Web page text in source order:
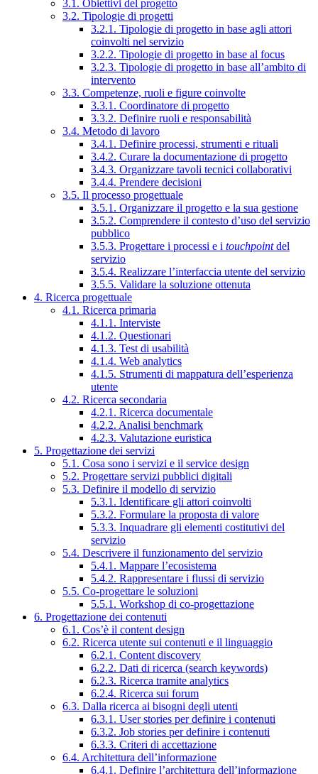
3.1. Obiettivi del progetto
3.2. Tipologie di progetti
3.2.1. Tipologie di progetto in base agli attori
coinvolti nel servizio
3.2.2. Tipologie di progetto in base al focus
3.2.3. Tipologie di progetto in base all’ambito di
intervento
3.3. Competenze, ruoli e figure coinvolte
3.3.1. Coordinatore di progetto
3.3.2. Definire ruoli e responsabilità
3.4. Metodo di lavoro
3.4.1. Definire processi, strumenti e rituali
3.4.2. Curare la documentazione di progetto
3.4.3. Organizzare tavoli tecnici collaborativi
3.4.4. Prendere decisioni
3.5. Il processo progettuale
3.5.1. Organizzare il progetto e la sua gestione
3.5.2. Comprendere il contesto d’uso del servizio
pubblico
3.5.3. Progettare i processi e i touchpointdel
servizio
3.5.4. Realizzare l’interfaccia utente del servizio
3.5.5. Validare la soluzione ottenuta
4. Ricerca progettuale
4.1. Ricerca primaria
4.1.1. Interviste
4.1.2. Questionari
4.1.3. Test di usabilità
4.1.4. Web analytics
4.1.5. Strumenti di mappatura dell’esperienza
utente
4.2. Ricerca secondaria
4.2.1. Ricerca documentale
4.2.2. Analisi benchmark
4.2.3. Valutazione euristica
5. Progettazione dei servizi
5.1. Cosa sono i servizi e il service design
5.2. Progettare servizi pubblici digitali
5.3. Definire il modello di servizio
5.3.1. Identificare gli attori coinvolti
5.3.2. Formulare la proposta di valore
5.3.3. Inquadrare gli elementi costitutivi del
servizio
5.4. Descrivere il funzionamento del servizio
5.4.1. Mappare l’ecosistema
5.4.2. Rappresentare i flussi di servizio
5.5. Co-progettare le soluzioni
5.5.1. Workshop di co-progettazione
6. Progettazione dei contenuti
6.1. Cos’è il content design
6.2. Ricerca utente sui contenuti e il linguaggio
6.2.1. Content discovery
6.2.2. Dati di ricerca (search keywords)
6.2.3. Ricerca tramite analytics
6.2.4. Ricerca sui forum
6.3. Dalla ricerca ai bisogni degli utenti
6.3.1. User stories per definire i contenuti
6.3.2. Job stories per definire i contenuti
6.3.3. Criteri di accettazione
6.4. Architettura dell’informazione
6.4.1. Definire l’architettura dell’informazione